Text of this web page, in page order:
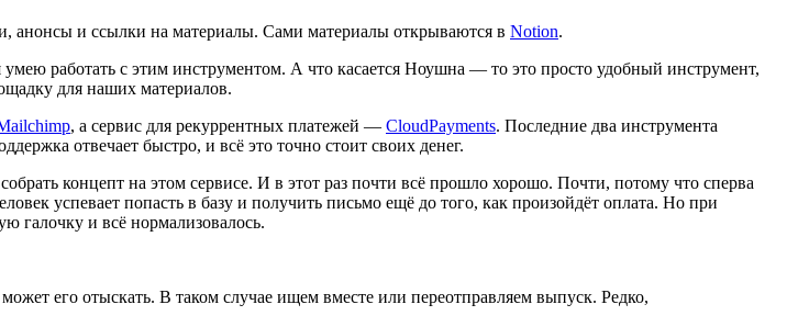
анонсы и ссылки на материалы. Сами материалы открываются в Notion.
работать с этим инструментом. А что касается Ноушна — то это просто удобный инструмент,
для наших материалов.
, а сервис для рекуррентных платежей — CloudPayments. Последние два инструмента
отвечает быстро, и всё это точно стоит своих денег.
концепт на этом сервисе. И в этот раз почти всё прошло хорошо. Почти, потому что сперва
успевает попасть в базу и получить письмо ещё до того, как произойдёт оплата. Но при
галочку и всё нормализовалось.
его отыскать. В таком случае ищем вместе или переотправляем выпуск. Редко,